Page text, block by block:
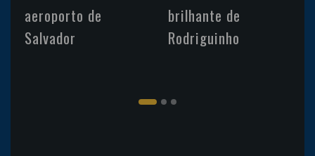
aeroporto de
Salvador
brilhante de
Rodriguinho